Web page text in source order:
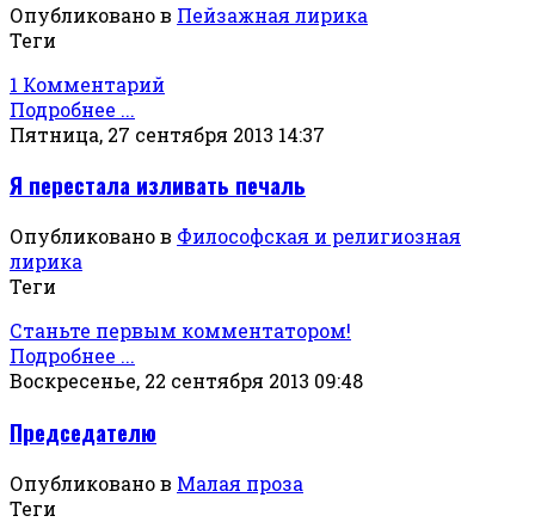
Опубликовано в Пейзажная лирика
Теги
1 Комментарий
Подробнее ...
Пятница, 27 сентября 2013 14:37
Я перестала изливать печаль
Опубликовано в Философская и религиозная
лирика
Теги
Станьте первым комментатором!
Подробнее ...
Воскресенье, 22 сентября 2013 09:48
Председателю
Опубликовано в Малая проза
Теги